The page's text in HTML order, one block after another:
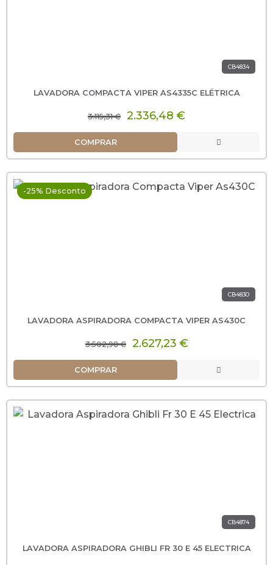
CB4834
LAVADORA COMPACTA VIPER AS4335C ELÉTRICA
3.115,31 € 2.336,48 €
COMPRAR
-25% Desconto
CB4830
LAVADORA ASPIRADORA COMPACTA VIPER AS430C
3.502,98 € 2.627,23 €
COMPRAR
CB4874
LAVADORA ASPIRADORA GHIBLI FR 30 E 45 ELECTRICA